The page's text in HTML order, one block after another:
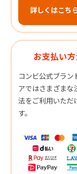
詳しくはこち
お支払い
コンビ公式ブラン
アではさまざまな
法をご利用いただ
す。